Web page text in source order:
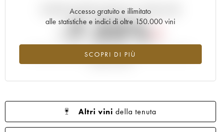
Accesso gratuito e illimitato
alle statistiche e indici di oltre 150.000 vini
SCOPRI DI PIÙ
Andamento della quotazione in tempo reale
-7.25%
Tendenza al ribasso per il valore dell'annata 2020 nel 2026
Altri vini della tenuta